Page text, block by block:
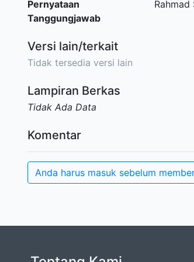
Pernyataan
Tanggungjawab
Rahmad
Versi lain/terkait
Tidak tersedia versi lain
Lampiran Berkas
Tidak Ada Data
Komentar
Anda harus masuk sebelum